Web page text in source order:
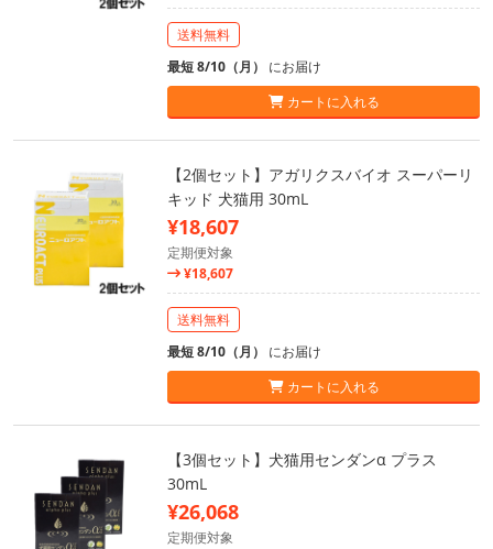
送料無料
最短 8/10（月） にお届け
カートに入れる
【2個セット】アガリクスバイオ スーパーリ
キッド 犬猫用 30mL
¥18,607
定期便対象
¥18,607
送料無料
最短 8/10（月） にお届け
カートに入れる
【3個セット】犬猫用センダンα プラス
30mL
¥26,068
定期便対象